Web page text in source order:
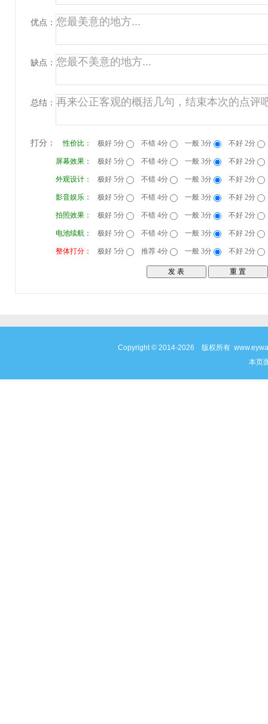
优点：
缺点：
总结：
打分： 性价比： 极好 5分 不错 4分 一般 3分 不好 2分
屏幕效果： 极好 5分 不错 4分 一般 3分 不好 2分
外观设计： 极好 5分 不错 4分 一般 3分 不好 2分
影音娱乐： 极好 5分 不错 4分 一般 3分 不好 2分
拍照效果： 极好 5分 不错 4分 一般 3分 不好 2分
电池续航： 极好 5分 不错 4分 一般 3分 不好 2分
整体打分： 极好 5分 推荐 4分 一般 3分 不好 2分
Copyright © 2014-2026 版权所有
本页